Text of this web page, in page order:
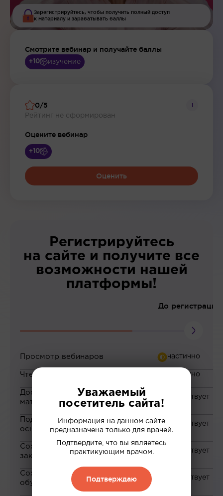
Зарегистрируйтесь, чтобы получить полный доступ
к материалу и зарабатывать баллы
Смотрите вебинар и получайте баллы
+10 изучение
0/5
Рейтинг не сформирован
i
Оцените вебинар
+10
Оценить
Регистрируйтесь
на сайте и получите все
возможности нашей
платформы!
До регистрации
Просмотр вебинаров
Чтение статей
Доступ к закрытым
материалам
Подборка материалов на
основе ваших интересов
Сохранение материалов в
закладки
Сохранение прогресса по
обучению
Уважаемый
посетитель сайта!
Информация на данном сайте
предназначена только для врачей.
Подтвердите, что вы являетесь
практикующим врачом.
Подтверждаю